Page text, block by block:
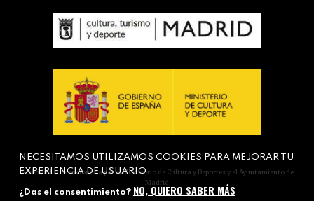
Actividad subvencionada por el Ministerio de Cultura y Deportes y el Ayuntamiento de
Madrid
NECESITAMOS UTILIZAMOS COOKIES PARA MEJORAR TU
EXPERIENCIA DE USUARIO
¿Das el consentimiento? NO, QUIERO SABER MÁS